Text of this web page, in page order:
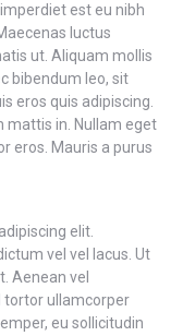
est eu nibh
luctus
ut. Aliquam mollis
bibendum leo, sit
eros quis adipiscing.
mattis in. Nullam eget
eros. Mauris a purus
elit.
vel vel lacus. Ut
Aenean vel
tortor ullamcorper
eu sollicitudin